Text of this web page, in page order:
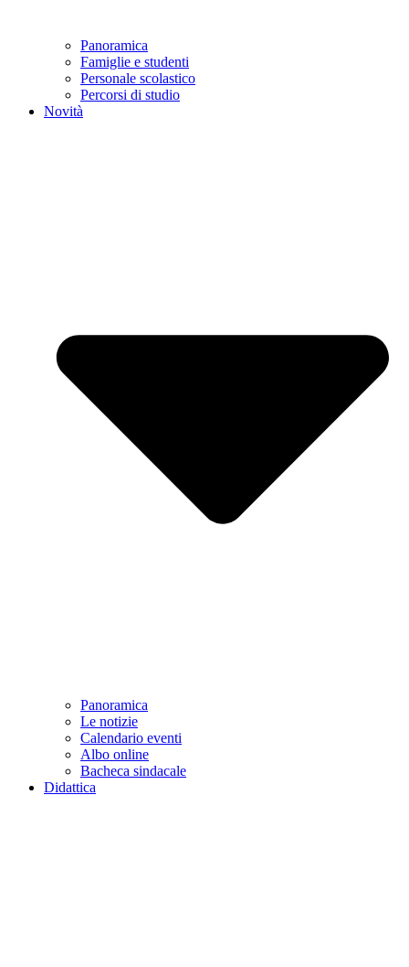
Panoramica
Famiglie e studenti
Personale scolastico
Percorsi di studio
Novità
Panoramica
Le notizie
Calendario eventi
Albo online
Bacheca sindacale
Didattica